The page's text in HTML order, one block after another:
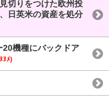
切りをつけた欧州投
日英米の資産を処分
20機種にバックドア
ﾇﾒ)